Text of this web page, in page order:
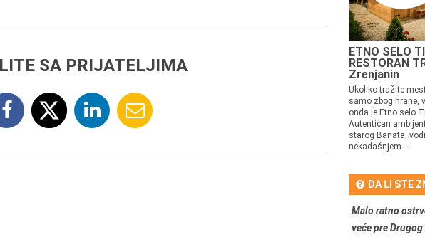
SA PRIJATELJIMA
ETNO SELO
RESTORAN
Zrenjanin
Ukoliko tražite
samo zbog hrane,
onda je Etno selo
Autentičan
starog Banata,
nekadašnjem...
DA LI STE
Malo ratno
veće pre